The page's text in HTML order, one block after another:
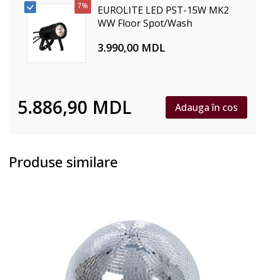
7%
EUROLITE LED PST-15W MK2
WW Floor Spot/Wash
3.990,00 MDL
5.886,90 MDL Adauga în cos
Produse similare